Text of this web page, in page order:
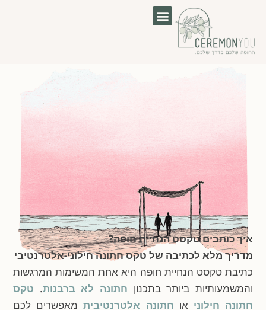
איך כותבים טקסט הנחיית חופה?
מדריך מלא לכתיבה של טקס חתונה חילוני-אלטרנטיבי
כתיבת טקסט הנחיית חופה היא אחת המשימות המרגשות
והמשמעותיות ביותר בתכנון חתונה לא ברבנות. טקס
חתונה חילוניאו חתונה אלטרנטיביתמאפשרים לכם